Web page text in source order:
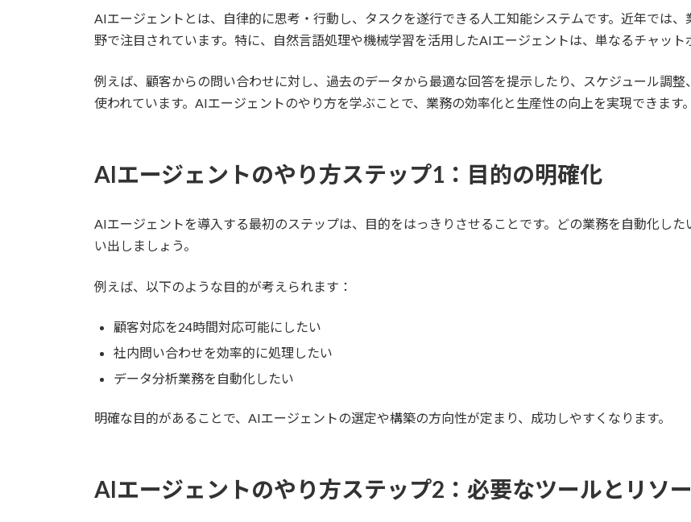
AIエージェントとは、自律的に思考・行動し、タスクを遂行できる人工知能システムです。近年では
野で注目されています。特に、自然言語処理や機械学習を活用したAIエージェントは、単なるチャット
例えば、顧客からの問い合わせに対し、過去のデータから最適な回答を提示したり、スケジュール調
使われています。AIエージェントのやり方を学ぶことで、業務の効率化と生産性の向上を実現できます。
AIエージェントのやり方ステップ1：目的の明確化
AIエージェントを導入する最初のステップは、目的をはっきりさせることです。どの業務を自動化し
い出しましょう。
例えば、以下のような目的が考えられます：
顧客対応を24時間対応可能にしたい
社内問い合わせを効率的に処理したい
データ分析業務を自動化したい
明確な目的があることで、AIエージェントの選定や構築の方向性が定まり、成功しやすくなります。
AIエージェントのやり方ステップ2：必要なツールとリソ